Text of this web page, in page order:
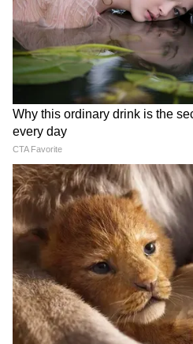
जापान ने आज जापान-भारत
भारत के साथ 129 समझौता
की। प्रधानमंत्री नरेंद्र मोदी
"भविष्य और असीम" साझेदारी
आर्टिफिशियल इंटेलिजेंस, रक्षा
समझौतों पर हस्ताक्षर किए।
(Except for the
not been edited by
staff and is published
feed.)